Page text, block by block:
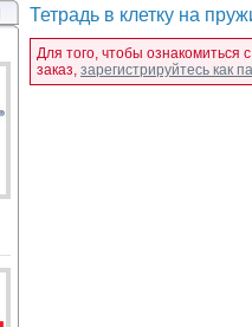
Тетрадь в клетку на
Для того, чтобы ознакомиться
заказ, зарегистрируйтесь как